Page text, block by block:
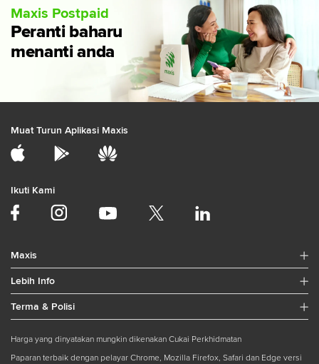
Maxis Postpaid
Peranti baharu
menanti anda
Muat Turun Aplikasi Maxis
Ikuti Kami
Maxis
Lebih Info
Terma & Polisi
Harga yang dinyatakan mungkin dikenakan Cukai Perkhidmatan
Paparan terbaik dengan pelayar Chrome, Mozilla Firefox, Safari dan Edge versi